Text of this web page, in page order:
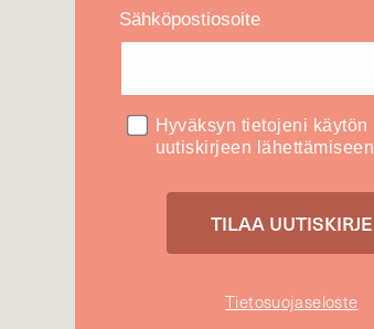
Sähköpostiosoite
Hyväksyn tietojeni käytön
uutiskirjeen lähettämiseen
Tietosuojaseloste